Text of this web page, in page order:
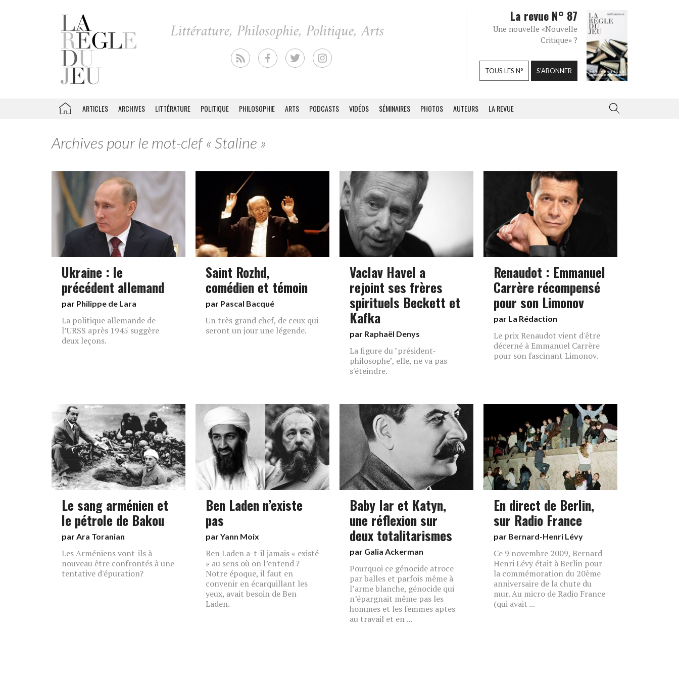
La revue N° 87
Une nouvelle «Nouvelle
Critique» ?
TOUS LES N° S'ABONNER
ARTICLES ARCHIVES LITTÉRATURE POLITIQUE PHILOSOPHIE ARTS PODCASTS VIDÉOS SÉMINAIRES PHOTOS AUTEURS LA REVUE
Archives pour le mot-clef « Staline »
Ukraine : le
précédent allemand
par Philippe de Lara
La politique allemande de
l’URSS après 1945 suggère
deux leçons.
Saint Rozhd,
comédien et témoin
par Pascal Bacqué
Un très grand chef, de ceux qui
seront un jour une légende.
Vaclav Havel a
rejoint ses frères
spirituels Beckett et
Kafka
par Raphaël Denys
La figure du "président-
philosophe", elle, ne va pas
s'éteindre.
Renaudot : Emmanuel
Carrère récompensé
pour son Limonov
par La Rédaction
Le prix Renaudot vient d'être
décerné à Emmanuel Carrère
pour son fascinant Limonov.
Le sang arménien et
le pétrole de Bakou
parAra Toranian
Les Arméniens vont-ils à
nouveau être confrontés à une
tentative d'épuration?
Ben Laden n’existe
pas
parYann Moix
Ben Laden a-t-il jamais « existé
» au sens où on l’entend ?
Notre époque, il faut en
convenir en écarquillant les
yeux, avait besoin de Ben
Laden.
Baby Iar et Katyn,
une réflexion sur
deux totalitarismes
par Galia Ackerman
Pourquoi ce génocide atroce
par balles et parfois même à
l’arme blanche, génocide qui
n’épargnait même pas les
hommes et les femmes aptes
au travail et en ...
En direct de Berlin,
sur Radio France
par Bernard-Henri Lévy
Ce 9 novembre 2009, Bernard-
Henri Lévy était à Berlin pour
la commémoration du 20ème
anniversaire de la chute du
mur. Au micro de Radio France
(qui avait ...